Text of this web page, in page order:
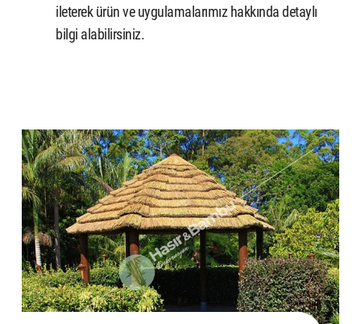
ileterek ürün ve uygulamalarımız hakkında detaylı
bilgi alabilirsiniz.